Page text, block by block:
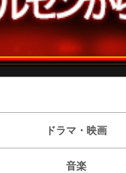
ドラマ・映画
音楽